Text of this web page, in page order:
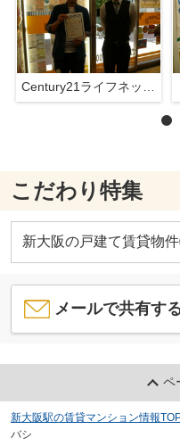
こだわり特集
新大阪の戸建て賃貸物
メールで共有す
ペ
新大阪駅の賃貸マンション情報
バシ